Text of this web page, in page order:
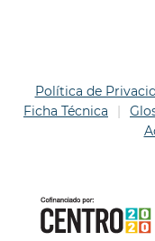
Política de
Ficha Técnica